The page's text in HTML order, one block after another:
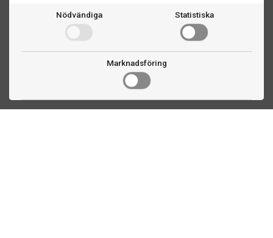
Nödvändiga Statistiska
Marknadsföring